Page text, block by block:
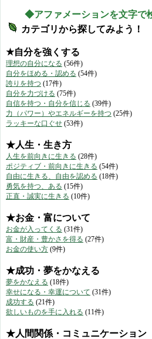
◆アファメーションを文字で
カテゴリから探してみよう！
★自分を強くする
理想の自分になる (56件)
自分をほめる・認める (54件)
誇りを持つ (17件)
自分を力づける (75件)
自信を持つ・自分を信じる (39件)
力（パワー）やエネルギーを持つ (25件)
ラッキーな口ぐせ (53件)
★人生・生き方
人生を前向きに生きる (28件)
ポジティブ・前向きに生きる (54件)
自由に生きる、自由を認める (18件)
勇気を持つ、ある (15件)
正直・誠実に生きる (10件)
★お金・富について
お金が入ってくる (31件)
富・財産・豊かさを得る (27件)
お金の使い方 (9件)
★成功・夢をかなえる
夢をかなえる (18件)
幸せになる・幸運について (31件)
成功する (21件)
欲しいものを手に入れる (11件)
★人間関係・コミュニケーション